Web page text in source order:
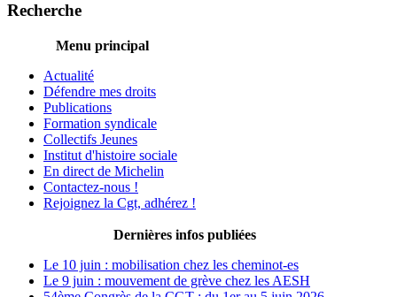
Recherche
Menu principal
Actualité
Défendre mes droits
Publications
Formation syndicale
Collectifs Jeunes
Institut d'histoire sociale
En direct de Michelin
Contactez-nous !
Rejoignez la Cgt, adhérez !
Dernières infos publiées
Le 10 juin : mobilisation chez les cheminot-es
Le 9 juin : mouvement de grève chez les AESH